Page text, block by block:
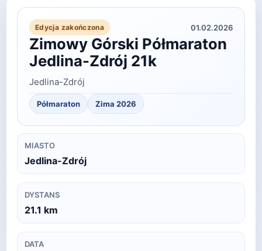
Edycja zakończona 01.02.2026
Zimowy Górski Półmaraton
Jedlina-Zdrój 21k
Jedlina-Zdrój
Półmaraton Zima 2026
MIASTO
Jedlina-Zdrój
DYSTANS
21.1 km
DATA